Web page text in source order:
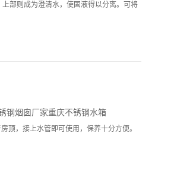
部则成为澄清水，使固液得以分离。可将
钢烟囱厂家重庆不锈钢水箱
顶，接上水管即可使用，保养十分方便。